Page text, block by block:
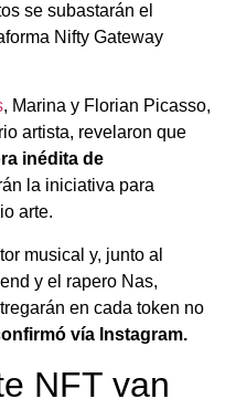
se subastarán el
Nifty Gateway
, Marina y Florian Picasso,
artista, revelaron que
inédita de
la iniciativa para
arte.
musical y, junto al
y el rapero Nas,
en cada token no
vía Instagram.
NFT van